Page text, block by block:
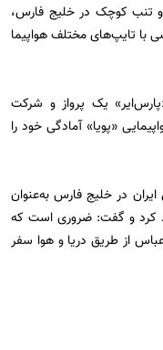
و تنب کوچک در خلیج فارس،
با تایپ‌های مختلف هواپیما
یک پرواز و شرکت
هواپیمایی «پویا» آمادگی خود را
در خلیج فارس به‌عنوان
کرد و گفت: ضروری است که
از طریق دریا و هوا سفر